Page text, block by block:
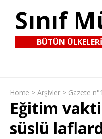
Sınıf
BÜTÜN
Home > Arşivler > Gazete
Eğitim
süslü